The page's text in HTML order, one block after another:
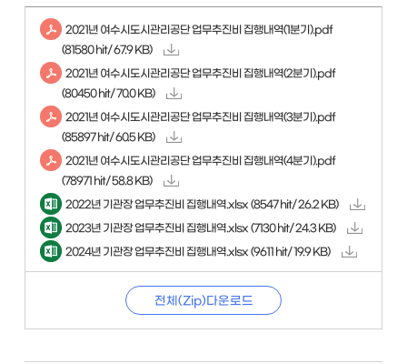
2021년 여수시도시관리공단 업무추진비 집행내역(1분기).pdf
(81580 hit/ 67.9 KB)
2021년 여수시도시관리공단 업무추진비 집행내역(2분기).pdf
(80450 hit/ 70.0 KB)
2021년 여수시도시관리공단 업무추진비 집행내역(3분기).pdf
(85897 hit/ 60.5 KB)
2021년 여수시도시관리공단 업무추진비 집행내역(4분기).pdf
(78971 hit/ 58.8 KB)
2022년 기관장 업무추진비 집행내역.xlsx (8547 hit/ 26.2 KB)
2023년 기관장 업무추진비 집행내역.xlsx (7130 hit/ 24.3 KB)
2024년 기관장 업무추진비 집행내역.xlsx (9611 hit/ 19.9 KB)
전체(Zip)다운로드